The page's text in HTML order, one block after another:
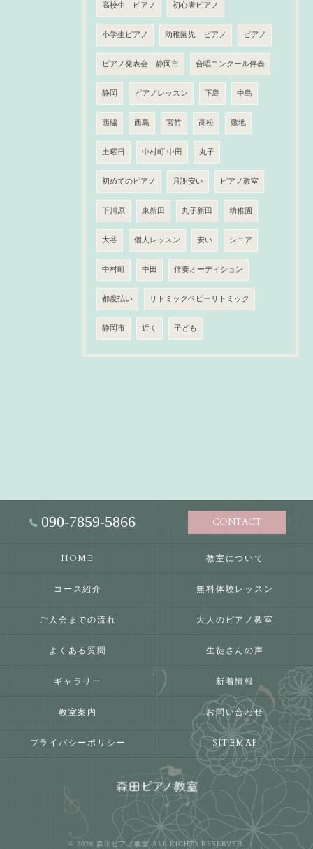
高校生 ピアノ 初心者ピアノ
小学生ピアノ 幼稚園児 ピアノ ピアノ
ピアノ発表会 静岡市 合唱コンクール伴奏
静岡 ピアノレッスン 下島 中島
西脇 西島 宮竹 高松 敷地
土曜日 中村町.中田 丸子
初めてのピアノ 月謝安い ピアノ教室
下川原 東新田 丸子新田 幼稚園
大谷 個人レッスン 安い シニア
中村町 中田 伴奏オーディション
都度払い リトミックベビーリトミック
静岡市 近く 子ども
090-7859-5866 CONTACT
HOME 教室について
コース紹介 無料体験レッスン
ご入会までの流れ 大人のピアノ教室
よくある質問 生徒さんの声
ギャラリー 新着情報
教室案内 お問い合わせ
プライバシーポリシー SITEMAP
© 2026 森田ピアノ教室 ALL RIGHTS RESERVED.